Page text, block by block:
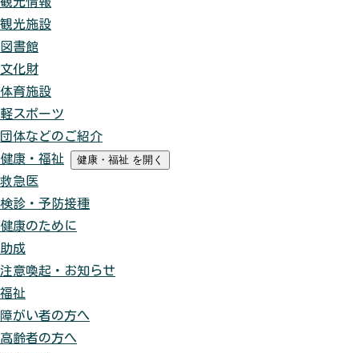
観光施設
図書館
文化財
体育施設
軽スポーツ
団体などのご紹介
健康・福祉
健康・福祉 を開く
救急医
検診・予防接種
健康のために
助成
注意喚起・お知らせ
福祉
障がい者の方へ
高齢者の方へ